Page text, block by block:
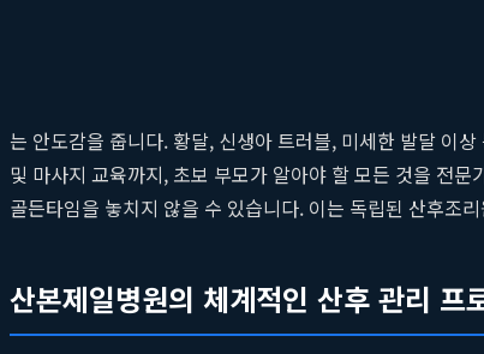
는 안도감을 줍니다. 황달, 신생아 트러블, 미세한 발달 이
및 마사지 교육까지, 초보 부모가 알아야 할 모든 것을 전
골든타임을 놓치지 않을 수 있습니다. 이는 독립된 산후조
산본제일병원의 체계적인 산후 관리 프